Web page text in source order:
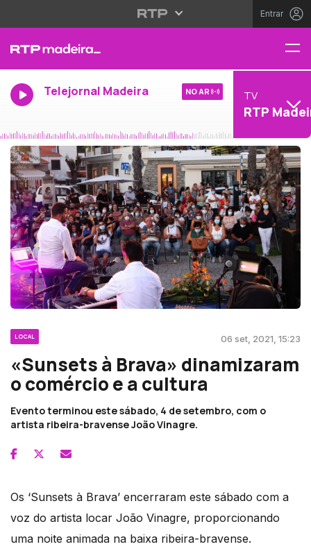
Entrar
Telejornal Madeira NO AR TV
RTP
LOCAL 06 set, 2021, 15:23
«Sunsets à Brava» dinamizaram
o comércio e a cultura
Evento terminou este sábado, 4 de setembro, com o
artista ribeira-bravense João Vinagre.
Os ‘Sunsets à Brava’ encerraram este sábado com a
voz do artista locar João Vinagre, proporcionando
uma noite animada na baixa ribeira-bravense.